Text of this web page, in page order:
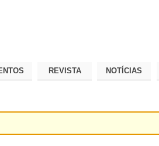
REVISTA NOTÍCIAS